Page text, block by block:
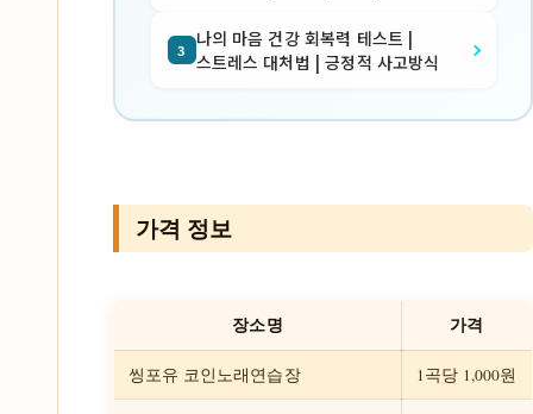
3 나의 마음 건강 회복력 테스트 |
스트레스 대처법 | 긍정적 사고방식
가격 정보
장소명 가격
씽포유 코인노래연습장 1곡당 1,000원